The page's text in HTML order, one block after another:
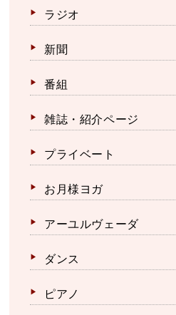
ラジオ
新聞
番組
雑誌・紹介ページ
プライベート
お月様ヨガ
アーユルヴェーダ
ダンス
ピアノ